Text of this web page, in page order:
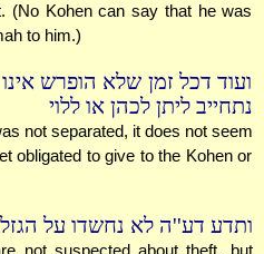
(No Kohen can say that he was
to him.)
ועוד דכל זמן שלא הופרש
נתחייב ליתן לכהן או ללוי
not separated, it does not seem
obligated to give to the Kohen or
ותדע דע''ה לא נחשדו על